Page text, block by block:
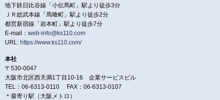
地下鉄日比谷線「小伝馬町」駅より徒歩3分
ＪＲ総武本線「馬喰町」駅より徒歩2分
都営新宿線「岩本町」駅より徒歩7分
E-mail： web-info@ks110.com
URL: https://www.ks110.com/
本社
〒530-0047
大阪市北区西天満1丁目10-16 企業サービスビル
TEL：06-6313-0110 FAX：06-6313-0107
＊最寄り駅（大阪メトロ）